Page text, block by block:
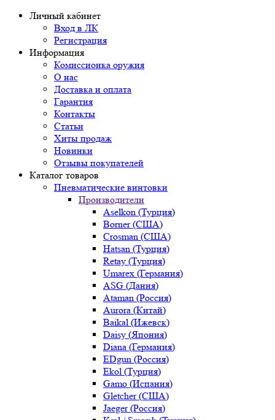
Личный кабинет
Вход в ЛК
Регистрация
Информация
Комиссионка оружия
О нас
Доставка и оплата
Гарантия
Контакты
Статьи
Хиты продаж
Новинки
Отзывы покупателей
Каталог товаров
Пневматические винтовки
Производители
Aselkon (Турция)
Borner (США)
Crosman (США)
Hatsan (Турция)
Retay (Турция)
Umarex (Германия)
ASG (Дания)
Ataman (Россия)
Aurora (Китай)
Baikal (Ижевск)
Daisy (Япония)
Diana (Германия)
EDgun (Россия)
Ekol (Турция)
Gamo (Испания)
Gletcher (США)
Jaeger (Россия)